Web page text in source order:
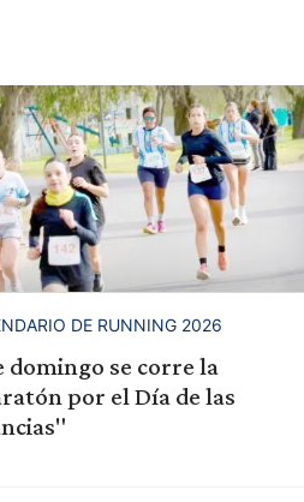
DE RUNNING 2026
domingo se corre la
por el Día de las